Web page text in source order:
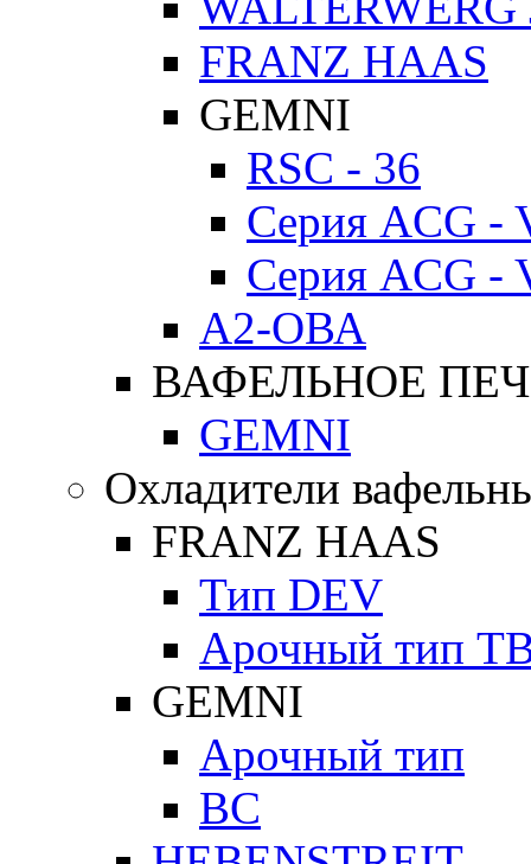
FRANZ HAAS
GEMNI
RSC - 36
Серия ACG -
Серия ACG -
А2-ОВА
ВАФЕЛЬНОЕ
GEMNI
Охладители
FRANZ HAAS
Тип DEV
Арочный тип
GEMNI
Арочный тип
ВС